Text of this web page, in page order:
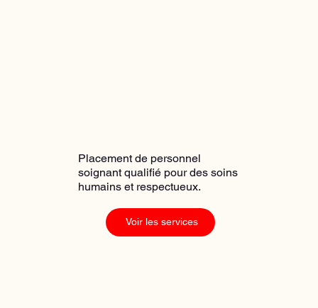
Placement de personnel
soignant qualifié pour des soins
humains et respectueux.
Voir les services